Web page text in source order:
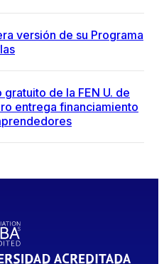
versión de su Programa
de la FEN U. de
entrega financiamiento